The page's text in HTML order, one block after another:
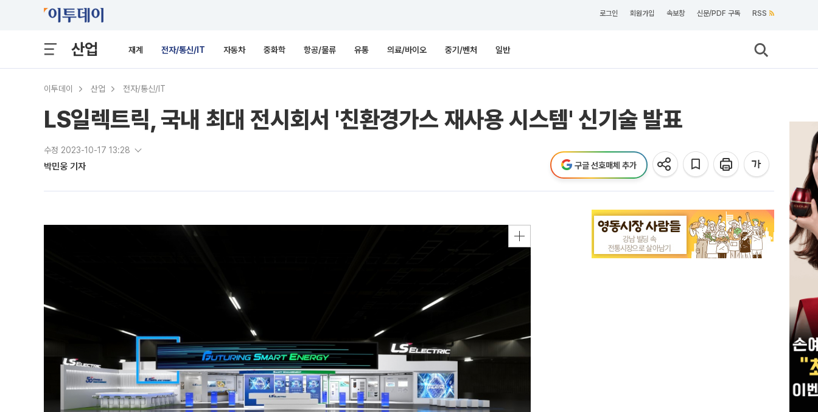
로그인 회원가입 속보창 신문/PDF 구독 RSS
산업 재계 전자/통신/IT 자동차 중화학 항공/물류 유통 의료/바이오 중기/벤처 일반
이투데이 산업 전자/통신/IT
LS일렉트릭, 국내 최대 전시회서 '친환경가스 재사용 시스템' 신기술 발표
수정 2023-10-17 13:28
박민웅 기자 구글 선호매체 추가